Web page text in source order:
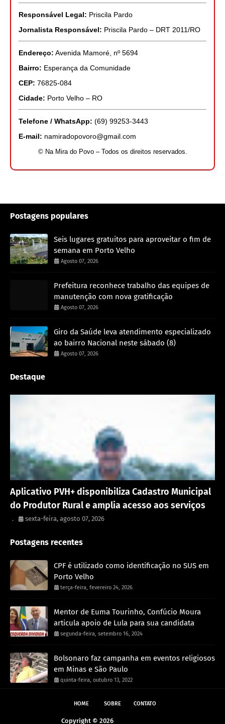
Responsável Legal: Priscila Pardo
Jornalista Responsável: Priscila Pardo – DRT 2011/RO
Endereço: Avenida Mamoré, nº 5694
Bairro: Esperança da Comunidade
CEP: 76825-084
Cidade: Porto Velho – RO
Telefone / WhatsApp: (69) 99253-3443
E-mail: namiradopovoro@gmail.com
© Na Mira do Povo – Todos os direitos reservados.
Postagens populares
Seis lugares gratuitos para aproveitar o fim de
semana em Porto Velho
Agosto 07, 2026
Prefeitura reconhece trabalho das equipes de
manutenção com nova gratificação
Agosto 07, 2026
Giro da Saúde leva atendimento especializado
ao bairro Nacional neste sábado (8)
Agosto 07, 2026
Destaque
Aplicativo PVH+ disponibiliza Cadastro Municipal
do Produtor Rural e amplia acesso aos serviços
. sexta-feira, agosto 07, 2026
Postagens recentes
CPF é utilizado como identificação no SUS em
Porto Velho
terça-feira, fevereiro 24, 2026
Mentor de Euma Tourinho, Confúcio Moura
articula apoio de Lula para sua candidata
segunda-feira, setembro 16, 2024
Bolsonaro faz campanha em eventos religiosos
em Minas e São Paulo
quinta-feira, outubro 13, 2022
HOME SOBRE CONTATO
Copyright © 2026